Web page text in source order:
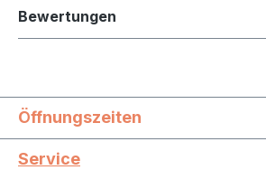
Bewertungen
Öffnungszeiten
Service